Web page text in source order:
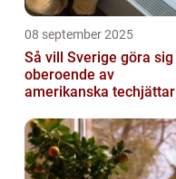
08 september 2025
Så vill Sverige göra sig
oberoende av
amerikanska techjättar